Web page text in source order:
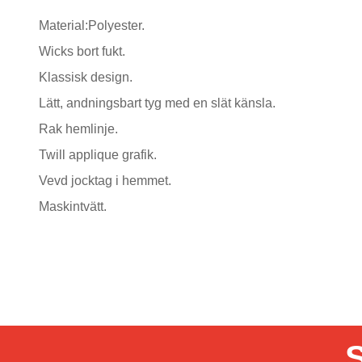
Material:Polyester.
Wicks bort fukt.
Klassisk design.
Lätt, andningsbart tyg med en slät känsla.
Rak hemlinje.
Twill applique grafik.
Vevd jocktag i hemmet.
Maskintvätt.